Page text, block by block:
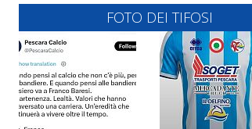
FOTO DEI TIFOSI